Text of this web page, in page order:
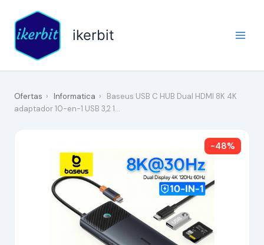
contenido
ikerbit
Ofertas › Informatica ›
Baseus USB C HUB Dual HDMI 8K 4K
adaptador 10-en-1 USB 3,2 1…
-48%